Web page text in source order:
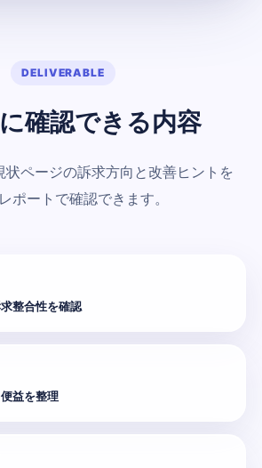
DELIVERABLE
確認できる内容
状ページの訴求方向と改善ヒントを
ポートで確認できます。
整合性を確認
益を整理